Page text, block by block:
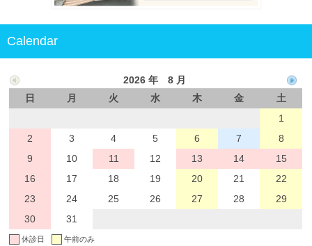
Calendar
2026 年 8 月
日
月 火 水 木 金
土
1
2
3 4 5 6 7
8
9
10 11 12 13 14
15
16
17 18 19 20 21
22
23
24 25 26 27 28
29
30
31
休診日 午前のみ